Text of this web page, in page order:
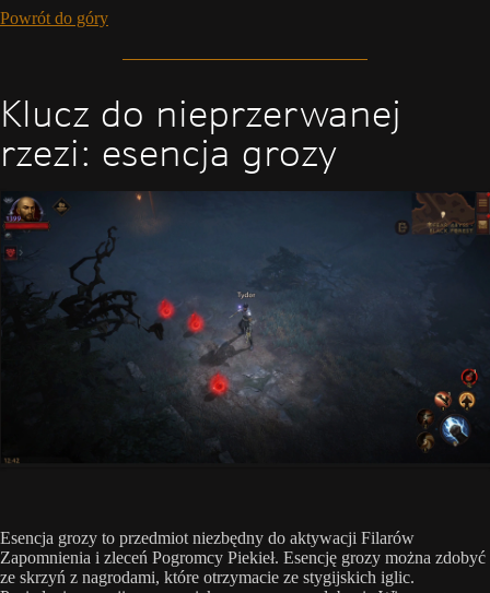
Powrót do góry
Klucz do nieprzerwanej
rzezi: esencja grozy
Esencja grozy to przedmiot niezbędny do aktywacji Filarów
Zapomnienia i zleceń Pogromcy Piekieł. Esencję grozy można zdobyć
ze skrzyń z nagrodami, które otrzymacie ze stygijskich iglic.